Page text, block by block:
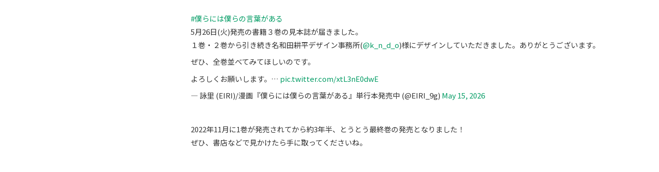
#僕らには僕らの言葉がある
5月26日(火)発売の書籍３巻の見本誌が届きました。
１巻・２巻から引き続き名和田耕平デザイン事務所(@k_n_d_o)様にデザインしていただきました。ありがとうございます。
ぜひ、全巻並べてみてほしいのです。
よろしくお願いします。… pic.twitter.com/xtL3nE0dwE
— 詠里 (EIRI)/漫画『僕らには僕らの言葉がある』単行本発売中 (@EIRI_9g) May 15, 2026
2022年11月に1巻が発売されてから約3年半、とうとう最終巻の発売となりました！
ぜひ、書店などで見かけたら手に取ってくださいね。